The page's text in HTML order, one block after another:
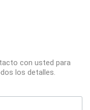
con usted para
los detalles.